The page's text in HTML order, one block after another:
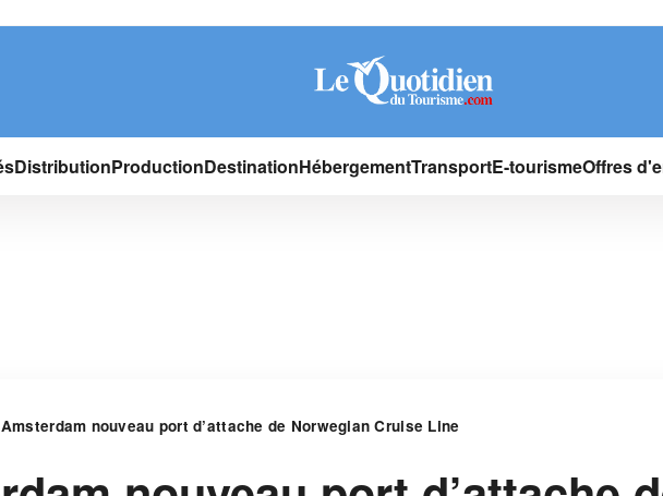
DistributionProductionDestinationHébergementTransportE-tourismeOffres
Amsterdam nouveau port d’attache de Norwegian Cruise Line